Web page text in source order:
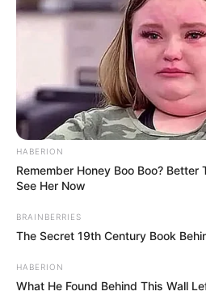
HABERION
Remember Honey Boo Boo? Better
See Her Now
BRAINBERRIES
The Secret 19th Century Book
HABERION
What He Found Behind This Wall